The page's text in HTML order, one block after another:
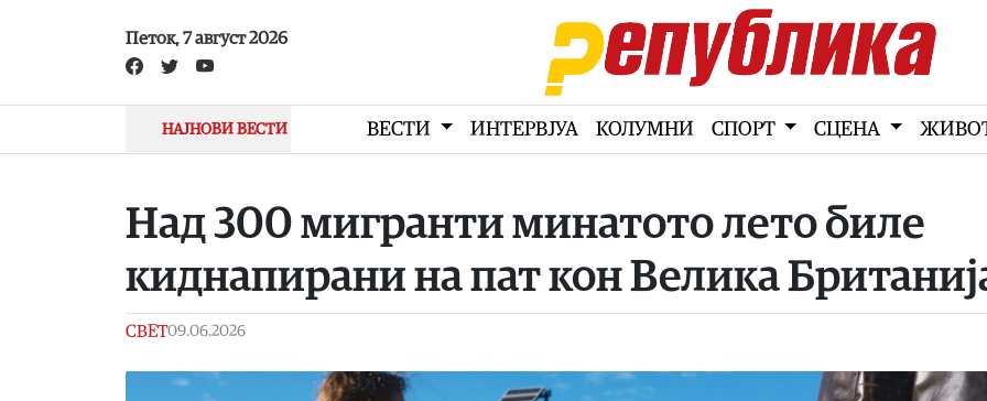
Петок, 7 август 2026
НАЈНОВИ ВЕСТИ ВЕСТИ ИНТЕРВЈУА КОЛУМНИ СПОРТ СЦЕНА
Над 300 мигранти минатото лето биле
киднапирани на пат кон Велика
СВЕТ09.06.2026